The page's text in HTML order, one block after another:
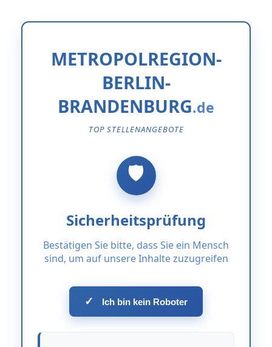
METROPOLREGION-
BERLIN-
BRANDENBURG
TOP STELLENANGEBOTE
Sicherheitsprüfung
Bestätigen Sie bitte, dass Sie ein Mensch
sind, um auf unsere Inhalte zuzugreifen
✓ Ich bin kein Roboter